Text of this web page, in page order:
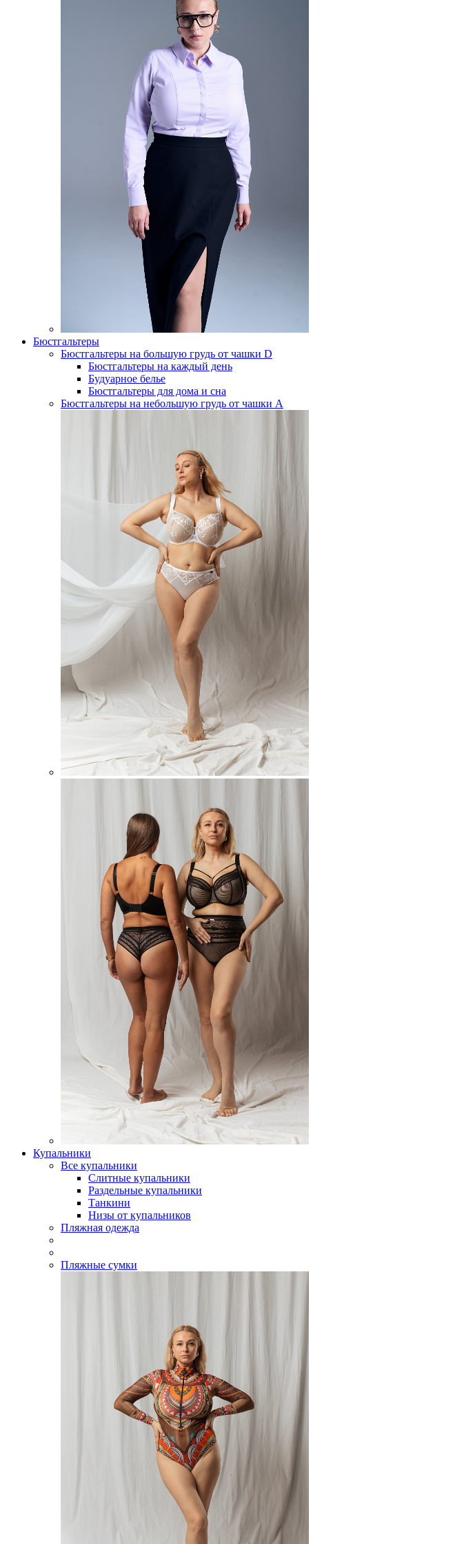
Бюстгальтеры
Бюстгальтеры на большую грудь от чашки D
Бюстгальтеры на каждый день
Будуарное белье
Бюстгальтеры для дома и сна
Бюстгальтеры на небольшую грудь от чашки А
Купальники
Все купальники
Слитные купальники
Раздельные купальники
Танкини
Низы от купальников
Пляжная одежда
Пляжные сумки